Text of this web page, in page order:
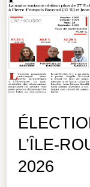
L’ÎLE-
2026